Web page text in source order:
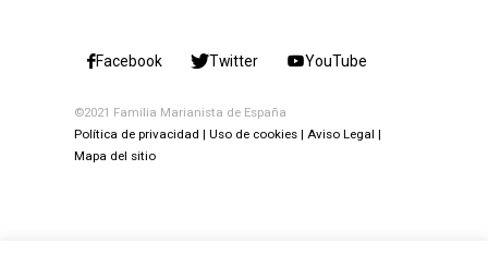
Facebook Twitter YouTube
©2021 Familia Marianista de España
Política de privacidad
Uso de cookies
Aviso Legal
Mapa del sitio